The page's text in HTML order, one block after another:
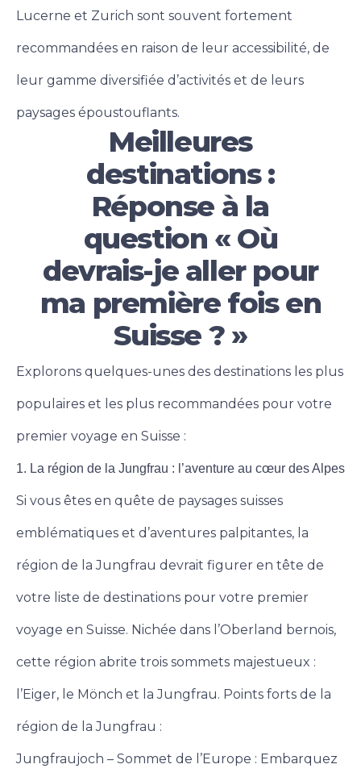
Lucerne et Zurich sont souvent fortement
recommandées en raison de leur accessibilité, de
leur gamme diversifiée d’activités et de leurs
paysages époustouflants.
Meilleures
destinations :
Réponse à la
question « Où
devrais-je aller pour
ma première fois en
Suisse ? »
Explorons quelques-unes des destinations les plus
populaires et les plus recommandées pour votre
premier voyage en Suisse :
1. La région de la Jungfrau : l’aventure au cœur des Alpes
Si vous êtes en quête de paysages suisses
emblématiques et d’aventures palpitantes, la
région de la Jungfrau devrait figurer en tête de
votre liste de destinations pour votre premier
voyage en Suisse. Nichée dans l’Oberland bernois,
cette région abrite trois sommets majestueux :
l’Eiger, le Mönch et la Jungfrau. Points forts de la
région de la Jungfrau :
Jungfraujoch – Sommet de l’Europe : Embarquez